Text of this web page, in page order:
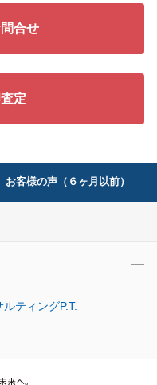
合せ
定
お客様の声（６ヶ月以前）
ティングP.T.